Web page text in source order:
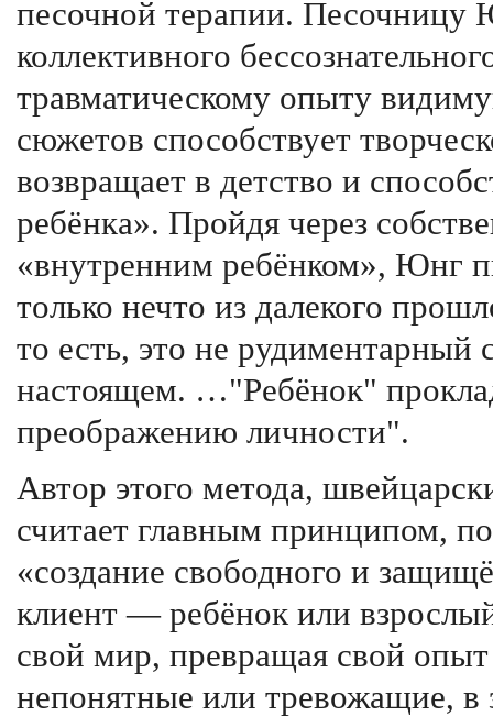
песочной терапии. Песочницу
коллективного
травматическому опыту
сюжетов способствует
возвращает в детство и
ребёнка». Пройдя через
«внутренним ребёнком», Юнг
только нечто из далекого
то есть, это не
настоящем. …"Ребёнок"
преображению личности".
Автор этого метода,
считает главным принципом,
«создание свободного и
клиент — ребёнок или
свой мир, превращая свой
непонятные или тревожащие,